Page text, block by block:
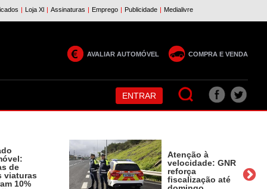
AVALIAR AUTOMÓVEL COMPRA E VENDA
ENTRAR
de
viaturas
10%
Atenção à
velocidade: GNR
reforça
fiscalização até